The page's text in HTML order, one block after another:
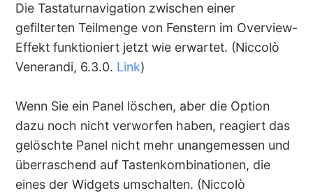
Die Tastaturnavigation zwischen einer
gefilterten Teilmenge von Fenstern im Overview-
Effekt funktioniert jetzt wie erwartet. (Niccolò
Venerandi, 6.3.0. Link)
Wenn Sie ein Panel löschen, aber die Option
dazu noch nicht verworfen haben, reagiert das
gelöschte Panel nicht mehr unangemessen und
überraschend auf Tastenkombinationen, die
eines der Widgets umschalten. (Niccolò